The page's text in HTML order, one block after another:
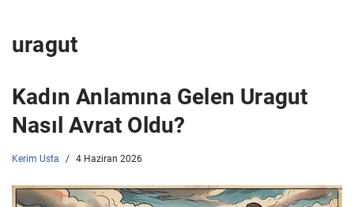
uragut
Kadın Anlamına Gelen Uragut
Nasıl Avrat Oldu?
Kerim Usta 4 Haziran 2026